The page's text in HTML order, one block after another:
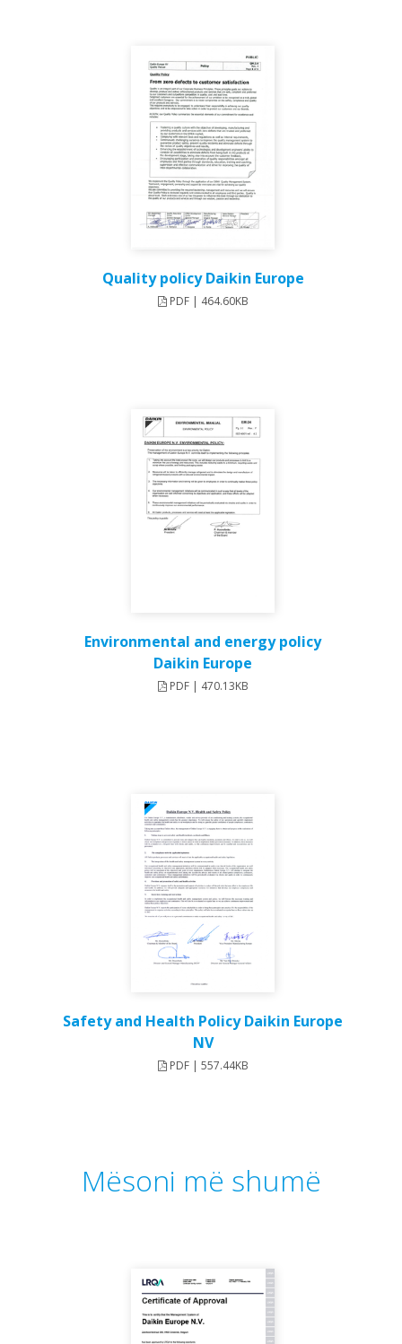
Quality policy Daikin Europe
PDF | 464.60KB
Environmental and energy policy
Daikin Europe
PDF | 470.13KB
Safety and Health Policy Daikin Europe
NV
PDF | 557.44KB
Mësoni më shumë